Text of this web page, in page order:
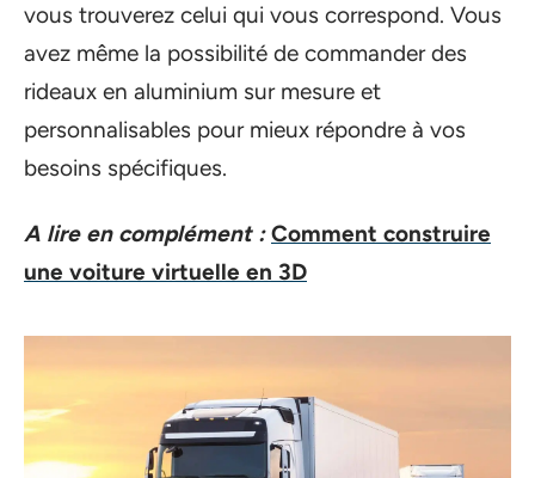
vous trouverez celui qui vous correspond. Vous
avez même la possibilité de commander des
rideaux en aluminium sur mesure et
personnalisables pour mieux répondre à vos
besoins spécifiques.
A lire en complément : Comment construire
une voiture virtuelle en 3D